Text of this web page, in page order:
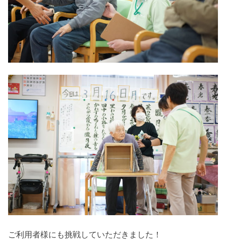
ご利用者様にも挑戦していただきました！